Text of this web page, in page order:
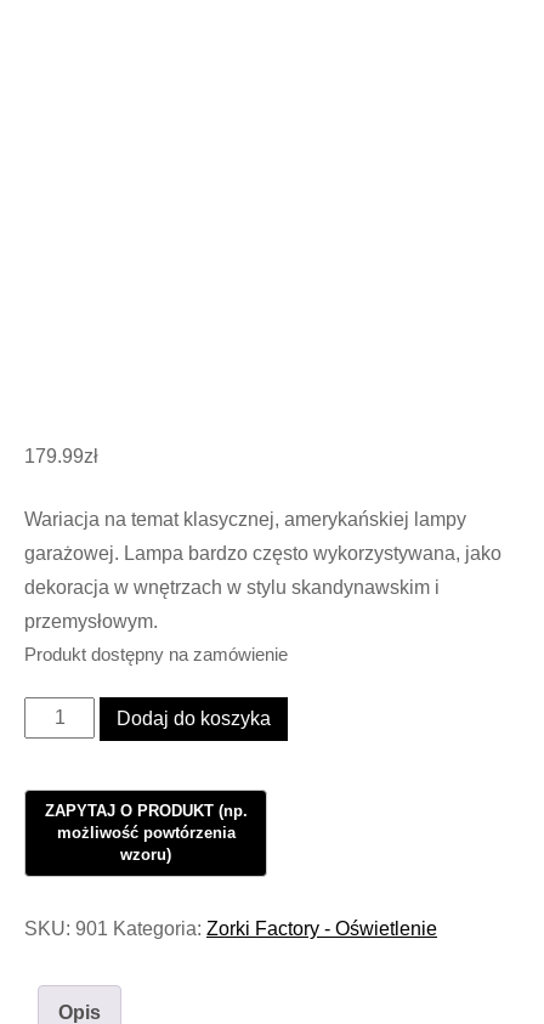
179.99zł
Wariacja na temat klasycznej, amerykańskiej lampy
garażowej. Lampa bardzo często wykorzystywana, jako
dekoracja w wnętrzach w stylu skandynawskim i
przemysłowym.
Produkt dostępny na zamówienie
ilość
Loft
Cage
1
Dodaj do koszyka
SKU: 901 Kategoria: Zorki Factory - Oświetlenie
Opis